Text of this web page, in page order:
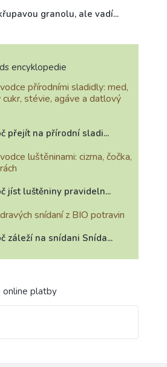
granolu, ale vadí...
encyklopedie
přírodními sladidly: med,
stévie, agáve a datlový
přejít na přírodní sladi...
luštěninami: cizrna, čočka,
jíst luštěniny pravideln...
snídaní z BIO potravin
záleží na snídani Snída...
online platby